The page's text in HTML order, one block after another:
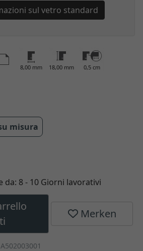
sul vetro standard
8,00 mm 18,00 mm 0,5 cm
misura
da: 8 - 10 Giorni lavorativi
Merken